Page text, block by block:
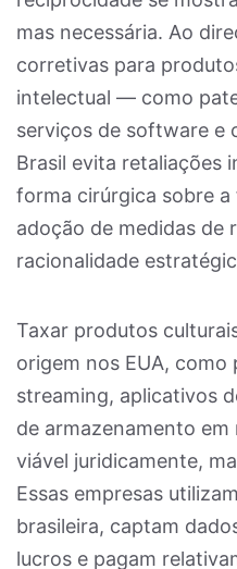
mas necessária. Ao
corretivas para
intelectual — como
serviços de software
Brasil evita retaliações
forma cirúrgica sobre
adoção de medidas de
racionalidade
Taxar produtos
origem nos EUA, como
streaming, aplicativos
de armazenamento em
viável juridicamente,
Essas empresas
brasileira, captam
lucros e pagam